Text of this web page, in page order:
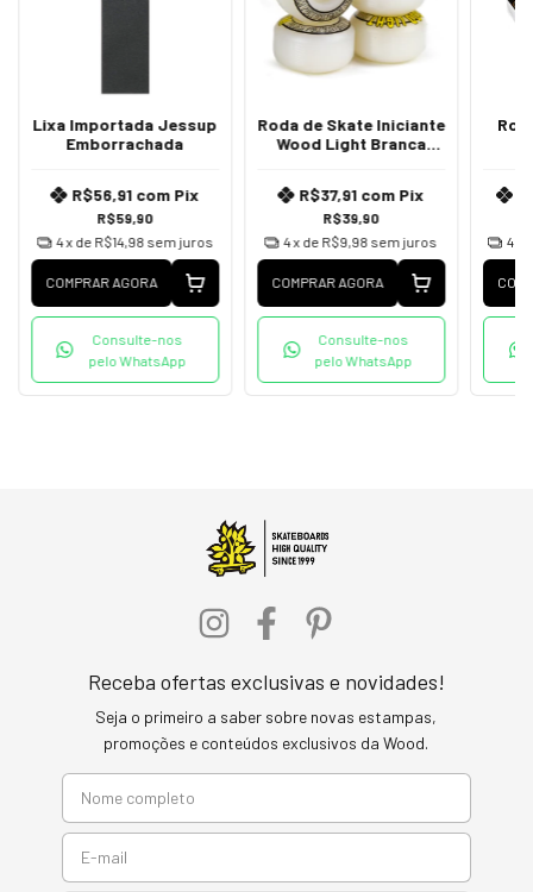
Lixa Importada Jessup
Emborrachada
R$59,90
R$56,91 com Pix
4x de R$14,98 sem juros
COMPRAR AGORA
Consulte-nos
pelo WhatsApp
Roda de Skate Iniciante
Wood Light Branca
R$39,90
R$37,91 com Pix
4x de R$9,98 sem juros
COMPRAR AGORA
Consulte-nos
pelo WhatsApp
4
Receba ofertas exclusivas e novidades!
Seja o primeiro a saber sobre novas estampas,
promoções e conteúdos exclusivos da Wood.